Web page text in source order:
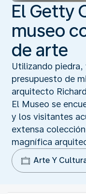
El Getty
museo
de arte
Utilizando
presupuesto de
arquitecto
El Museo se
y los visitantes
extensa
magnífica
Arte Y